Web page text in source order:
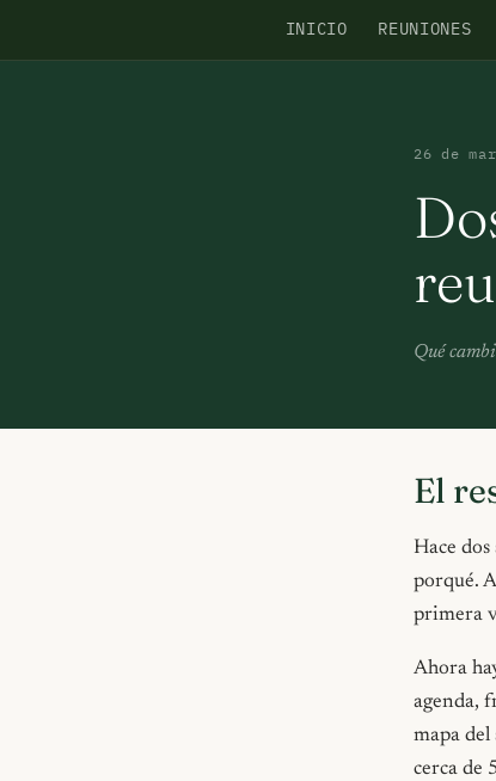
INICIO REUNIONES
26 de
Qué
El
Hace dos
porqué.
primera
Ahora
agenda,
mapa
cerca de